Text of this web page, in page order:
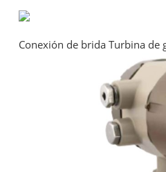
Conexión de brida Turbina de